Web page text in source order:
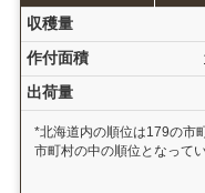
収穫量
作付面積
出荷量
*北海道内の順位は179の市
市町村の中の順位となってい